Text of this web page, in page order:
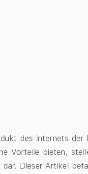
des Internets der
Vorteile bieten,
Dieser Artikel